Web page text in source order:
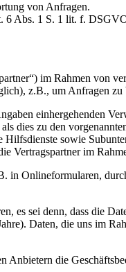
von Anfragen.
6 Abs. 1 S. 1 lit. f.
im Rahmen von
z.B., um Anfragen zu
einhergehenden
dies zu den
sowie
Vertragspartner im
in Onlineformularen,
es sei denn, dass die
Daten, die uns im
die